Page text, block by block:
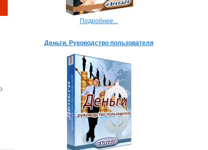
Подробнее...
Деньги. Руководство пользователя